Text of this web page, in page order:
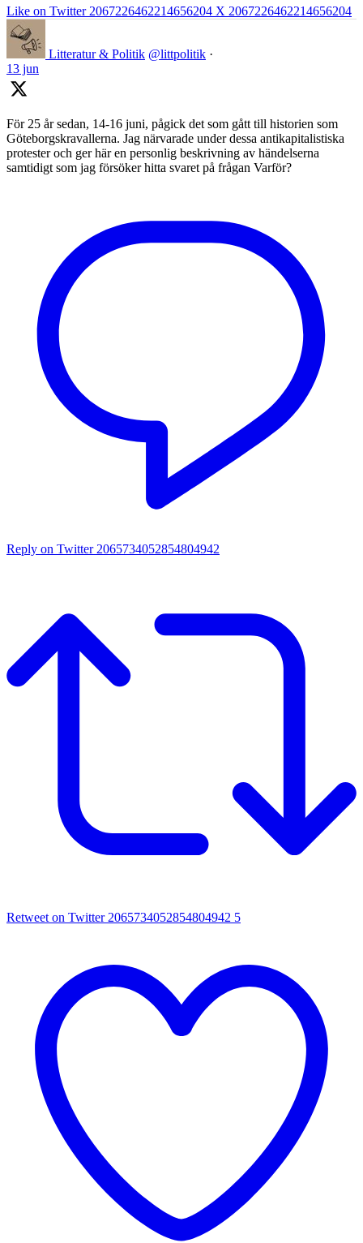
Like on Twitter 2067226462214656204 X 2067226462214656204
Litteratur & Politik @littpolitik ·
13 jun
För 25 år sedan, 14-16 juni, pågick det som gått till historien som
Göteborgskravallerna. Jag närvarade under dessa antikapitalistiska
protester och ger här en personlig beskrivning av händelserna
samtidigt som jag försöker hitta svaret på frågan Varför?
Reply on Twitter 2065734052854804942
Retweet on Twitter 2065734052854804942 5